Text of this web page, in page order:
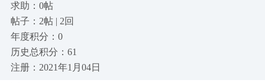
求助：0帖
帖子：2帖 | 2回
年度积分：0
历史总积分：61
注册：2021年1月04日